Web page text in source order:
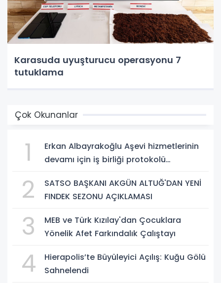
Karasuda uyuşturucu operasyonu 7
tutuklama
Çok Okunanlar
1
Erkan Albayrakoğlu Aşevi hizmetlerinin
devamı için iş birliği protokolü
2
SATSO BAŞKANI AKGÜN ALTUĞ'DAN YENİ
FINDEK SEZONU AÇIKLAMASI
3
MEB ve Türk Kızılay'dan Çocuklara
Yönelik Afet Farkındalık Çalıştayı
4
Hierapolis’te Büyüleyici Açılış: Kuğu Gölü
Sahnelendi